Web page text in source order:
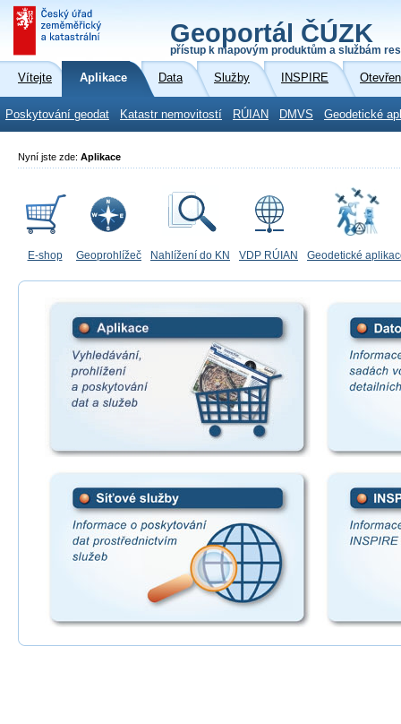
Geoportál ČÚZK
přístup k mapovým produktům a službám
Vítejte Aplikace Data Služby INSPIRE
Poskytování geodat Katastr nemovitostí RÚIAN DMVS Geodetické
Nyní jste zde: Aplikace
E-shop Geoprohlížeč Nahlížení do KN VDP RÚIAN Geodetické